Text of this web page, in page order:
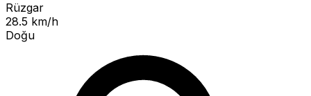
Rüzgar
28.5 km/h
Doğu